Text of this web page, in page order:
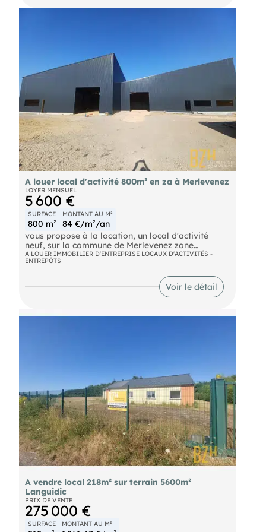
activité artisanale ou industrielle. Disponible au
A louer local d'activité 800m² en za à Merlevenez
LOYER MENSUEL
5 600 €
SURFACE
800 m²
MONTANT AU M²
84 €/m²/an
vous propose à la location, un local d'activité
neuf, sur la commune de Merlevenez zone
d'activité, de 800 m2 environ en simple peau, livré
brut de béton et fluide en attente, équipé de 2
sur un terrain de plus de 1 600 m2 en partie
enrobé et entièrement clôturé. Accessible pour les
A LOUER IMMOBILIER D'ENTREPRISE LOCAUX D'ACTIVITÉS -
ENTREPÔTS
Voir le détail
A vendre local 218m² sur terrain 5600m²
Languidic
PRIX DE VENTE
275 000 €
SURFACE MONTANT AU M²